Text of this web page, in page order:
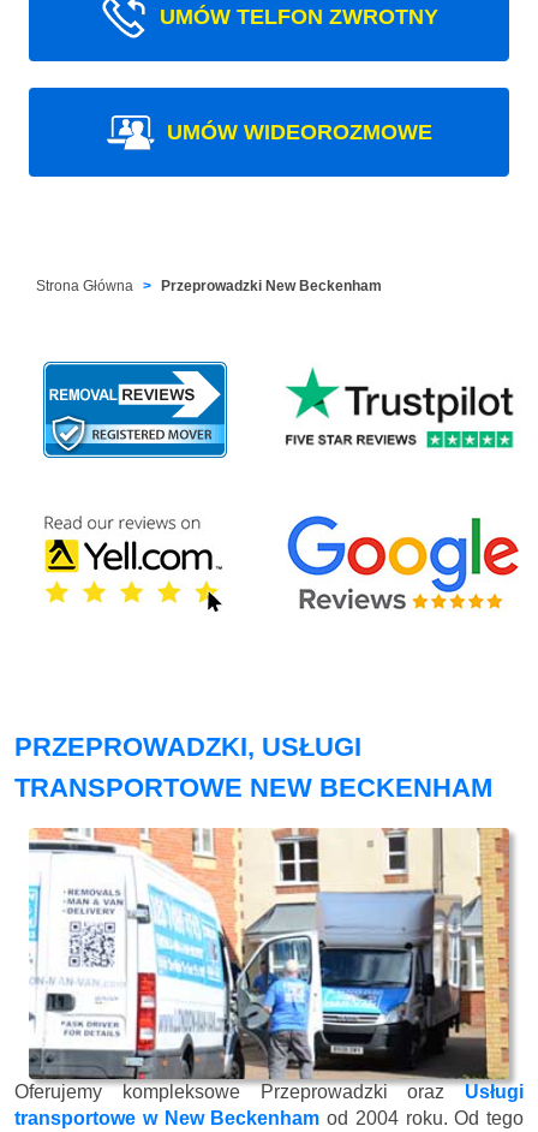
UMÓW TELFON ZWROTNY
UMÓW WIDEOROZMOWE
Strona Główna Przeprowadzki New Beckenham
PRZEPROWADZKI, USŁUGI
TRANSPORTOWE NEW BECKENHAM
Oferujemy kompleksowe Przeprowadzki orazUsługi
transportowe w New Beckenham od 2004 roku. Od tego